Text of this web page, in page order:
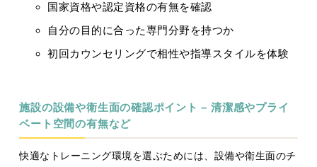
国家資格や認定資格の有無を確認
自分の目的に合った専門分野を持つか
初回カウンセリングで相性や指導スタイルを体験
施設の設備や衛生面の確認ポイント – 清潔感やプライ
ベート空間の有無など
快適なトレーニング環境を選ぶためには、設備や衛生面のチ